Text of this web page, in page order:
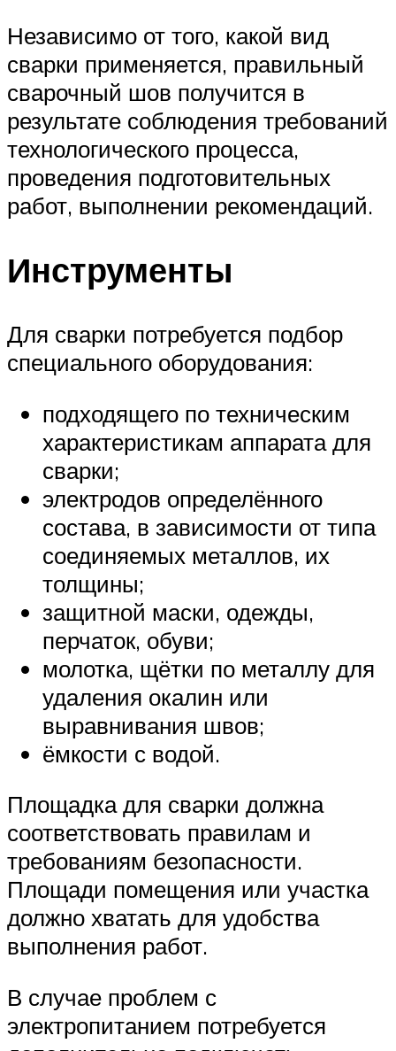
Независимо от того, какой вид
сварки применяется, правильный
сварочный шов получится в
результате соблюдения требований
технологического процесса,
проведения подготовительных
работ, выполнении рекомендаций.
Инструменты
Для сварки потребуется подбор
специального оборудования:
подходящего по техническим
характеристикам аппарата для
сварки;
электродов определённого
состава, в зависимости от типа
соединяемых металлов, их
толщины;
защитной маски, одежды,
перчаток, обуви;
молотка, щётки по металлу для
удаления окалин или
выравнивания швов;
ёмкости с водой.
Площадка для сварки должна
соответствовать правилам и
требованиям безопасности.
Площади помещения или участка
должно хватать для удобства
выполнения работ.
В случае проблем с
электропитанием потребуется